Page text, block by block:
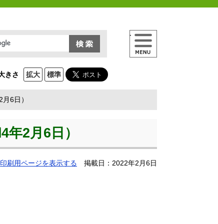
きさ 拡大 標準
メニュー
6日）
2月6日）
印刷用ページを表示する 掲載日：2022年2月6日